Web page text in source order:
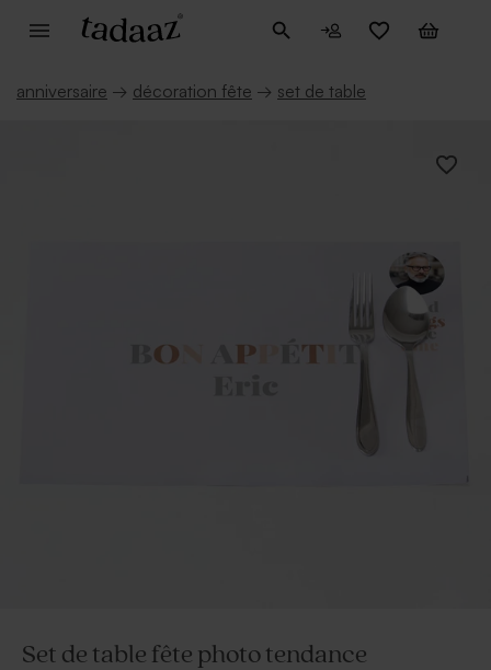
anniversaire → décoration fête → set de table
Set de table fête photo tendance